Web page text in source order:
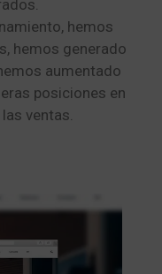
hemos
hemos generado
aumentado
posiciones en
ventas.